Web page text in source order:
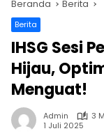
Beranda Berita
Berita
IHSG Sesi
Hijau,
Menguat!
Admin
3
1 Juli 2025